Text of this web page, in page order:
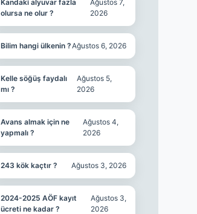
Kandaki alyuvar fazla
olursa ne olur ?
Ağustos 7,
2026
Bilim hangi ülkenin ?Ağustos 6, 2026
Kelle söğüş faydalı
mı ?
Ağustos 5,
2026
Avans almak için ne
yapmalı ?
Ağustos 4,
2026
243 kök kaçtır ? Ağustos 3, 2026
2024-2025 AÖF kayıt
ücreti ne kadar ?
Ağustos 3,
2026